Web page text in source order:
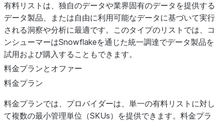
有料リストは、独自のデータや業界固有のデータを提供する
データ製品、または自由に利用可能なデータに基づいて実行
される洞察や分析に最適です。このタイプのリストでは、コ
ンシューマーはSnowflakeを通じた統一調達でデータ製品を
試用および購入することもできます。
料金プランとオファー
料金プラン
料金プランでは、プロバイダーは、単一の有料リストに対し
て複数の最小管理単位（SKUs）を提供できます。料金プラ